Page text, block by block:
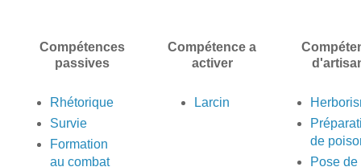
Compétences
passives
Compétence a
activer
Rhétorique
Survie
Formation
au combat
Larcin
de
Pose de